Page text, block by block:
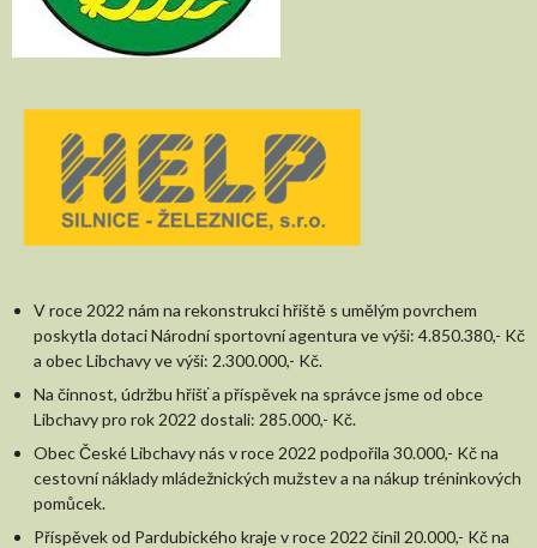
V roce 2022 nám na rekonstrukci hřiště s umělým povrchem
poskytla dotaci Národní sportovní agentura ve výši: 4.850.380,- Kč
a obec Libchavy ve výši: 2.300.000,- Kč.
Na činnost, údržbu hřišť a příspěvek na správce jsme od obce
Libchavy pro rok 2022 dostali: 285.000,- Kč.
Obec České Libchavy nás v roce 2022 podpořila 30.000,- Kč na
cestovní náklady mládežnických mužstev a na nákup tréninkových
pomůcek.
Příspěvek od Pardubického kraje v roce 2022 činil 20.000,- Kč na